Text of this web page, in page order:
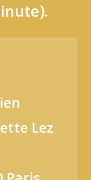
Lez